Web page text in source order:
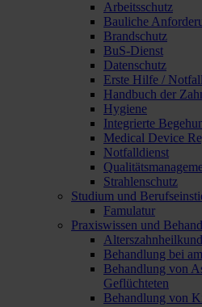
Arbeitsschutz
Bauliche
Brandschutz
BuS-Dienst
Datenschutz
Erste Hilfe /
Handbuch der
Hygiene
Integrierte
Medical Device
Notfalldienst
Strahlenschutz
Studium und
Famulatur
Praxiswissen und
Behandlung bei
Behandlung von
Geflüchteten
Behandlung von